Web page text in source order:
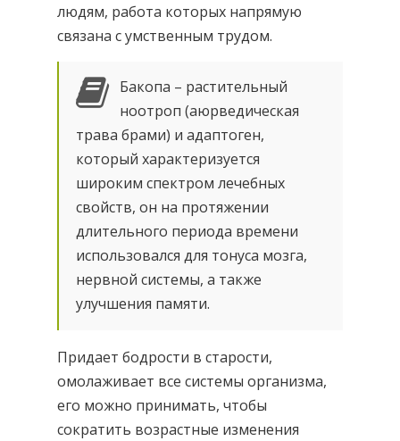
людям, работа которых напрямую
связана с умственным трудом.
Бакопа – растительный
ноотроп (аюрведическая
трава брами) и адаптоген,
который характеризуется
широким спектром лечебных
свойств, он на протяжении
длительного периода времени
использовался для тонуса мозга,
нервной системы, а также
улучшения памяти.
Придает бодрости в старости,
омолаживает все системы организма,
его можно принимать, чтобы
сократить возрастные изменения